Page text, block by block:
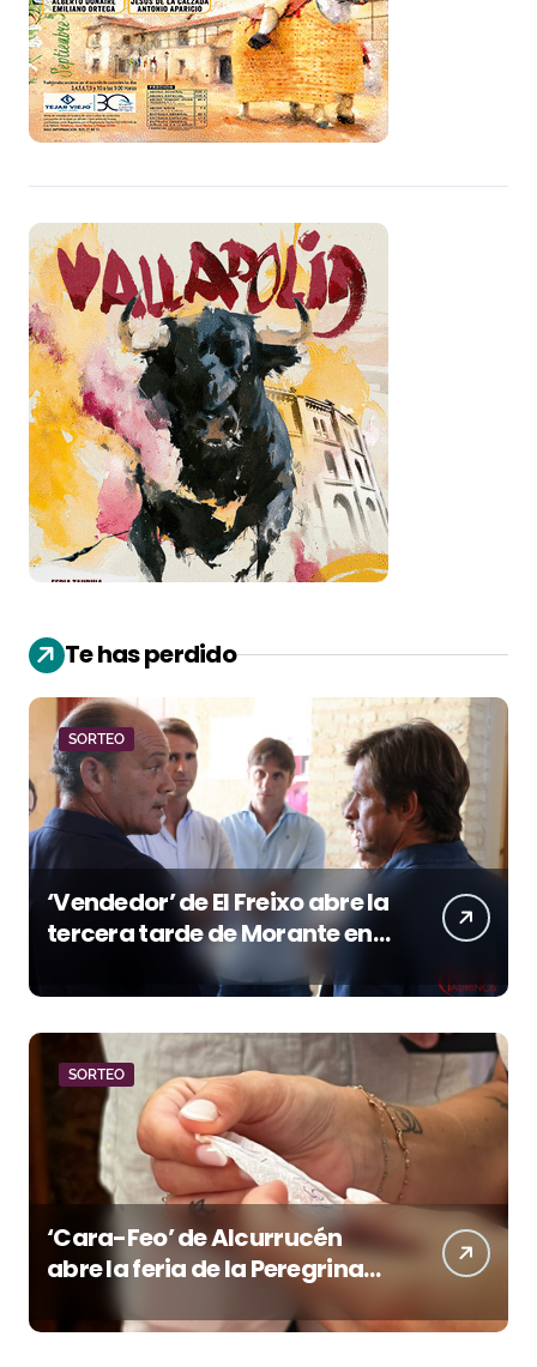
Te has perdido
SORTEO
‘Vendedor’ de El Freixo abre la
tercera tarde de Morante en
la temporada portuense
SORTEO
‘Cara-Feo’ de Alcurrucén
abre la feria de la Peregrina